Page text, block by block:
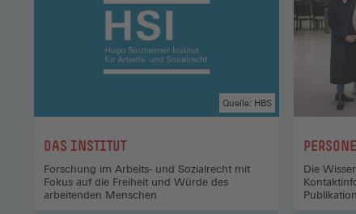
:DAS INSTITUT
Forschung im Arbeits- und Sozialrecht mit
Fokus auf die Freiheit und Würde des
arbeitenden Menschen
Quelle: HBS
:
Die